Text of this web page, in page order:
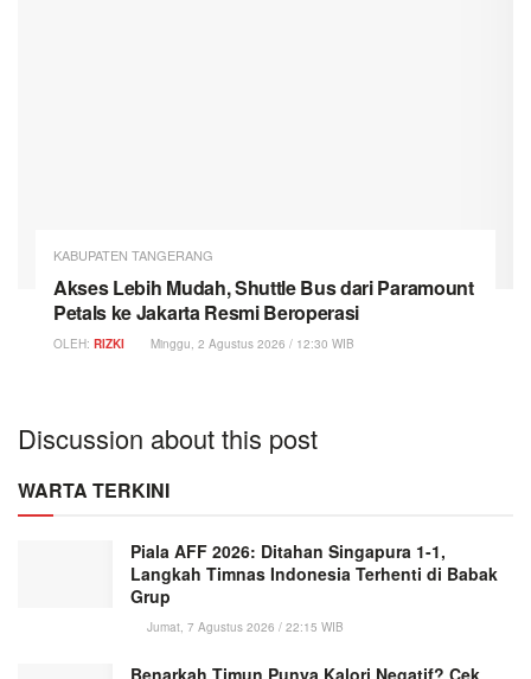
KABUPATEN TANGERANG
Akses Lebih Mudah, Shuttle Bus dari Paramount
Petals ke Jakarta Resmi Beroperasi
OLEH: RIZKI Minggu, 2 Agustus 2026 / 12:30 WIB
Discussion about this post
WARTA TERKINI
Piala AFF 2026: Ditahan Singapura 1-1,
Langkah Timnas Indonesia Terhenti di Babak
Grup
Jumat, 7 Agustus 2026 / 22:15 WIB
Benarkah Timun Punya Kalori Negatif? Cek